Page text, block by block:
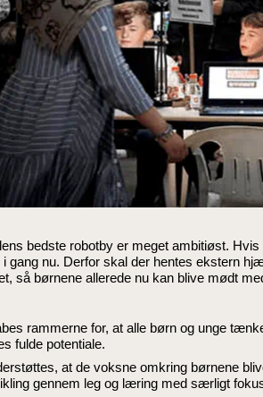
bedste robotby er meget ambitiøst.
i gang nu. Derfor skal der hentes ekstern
så børnene allerede nu kan blive mødt
rammerne for, at alle børn og unge
fulde potentiale.
at de voksne omkring børnene
gennem leg og læring med særligt